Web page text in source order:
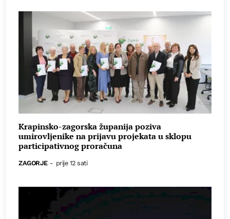
Krapinsko-zagorska županija poziva
umirovljenike na prijavu projekata u sklopu
participativnog proračuna
ZAGORJE - prije 12 sati